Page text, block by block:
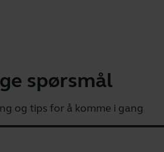
spørsmål
og tips for å komme i gang